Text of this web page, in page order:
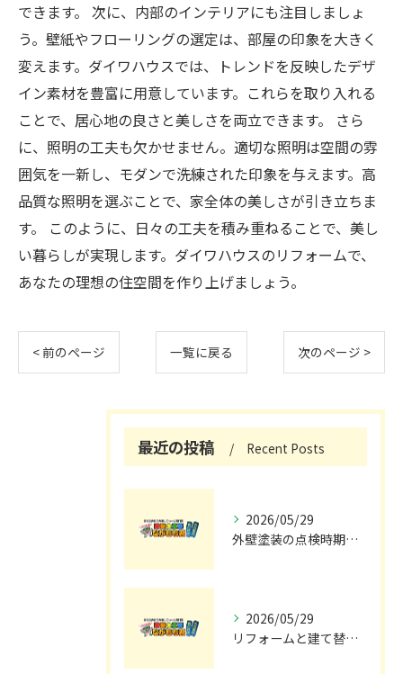
できます。 次に、内部のインテリアにも注目しましょ
う。壁紙やフローリングの選定は、部屋の印象を大きく
変えます。ダイワハウスでは、トレンドを反映したデザ
イン素材を豊富に用意しています。これらを取り入れる
ことで、居心地の良さと美しさを両立できます。 さら
に、照明の工夫も欠かせません。適切な照明は空間の雰
囲気を一新し、モダンで洗練された印象を与えます。高
品質な照明を選ぶことで、家全体の美しさが引き立ちま
す。 このように、日々の工夫を積み重ねることで、美し
い暮らしが実現します。ダイワハウスのリフォームで、
あなたの理想の住空間を作り上げましょう。
< 前のページ 一覧に戻る 次のページ >
最近の投稿 Recent Posts
2026/05/29
外壁塗装の点検時期と施工の最適タイミング
2026/05/29
リフォームと建て替えの費用と注意点完全解説